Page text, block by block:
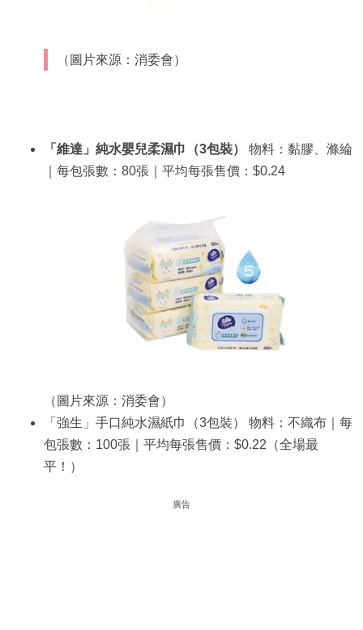
（圖片來源：消委會）
「維達」純水嬰兒柔濕巾（3包裝）
物料：黏膠、滌綸
｜每包張數：80張｜平均每張售價：$0.24
（圖片來源：消委會）
「強生」手口純水濕紙巾（3包裝） 物料：不織布｜每
包張數：100張｜平均每張售價：$0.22（全場最
平！）
廣告